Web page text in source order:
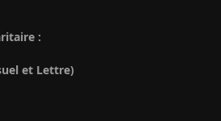
:
et Lettre)